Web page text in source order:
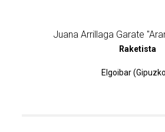
Juana Arrillaga Garate
Raketista
Elgoibar